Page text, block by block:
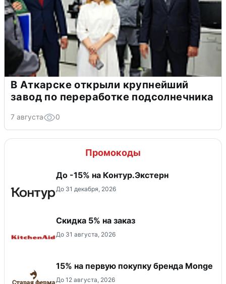
В Аткарске открыли крупнейший
завод по переработке подсолнечника
7 августа 0
Промокоды
До -15% на Контур.Экстерн
До 31 декабря, 2026
Скидка 5% на заказ
До 31 августа, 2026
15% на первую покупку бренда Monge
До 12 августа, 2026